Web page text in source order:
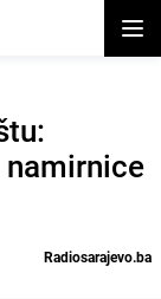
Radiosarajevo.ba